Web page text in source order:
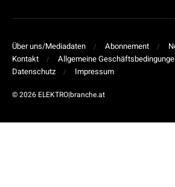
Über uns/Mediadaten Abonnement
Kontakt
Allgemeine
Datenschutz
Impressum
© 2026 ELEKTRO|branche.at